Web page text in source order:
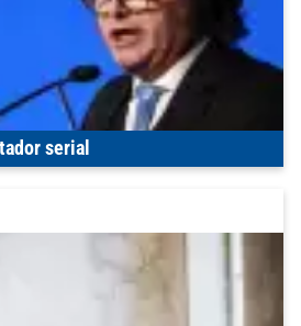
serial